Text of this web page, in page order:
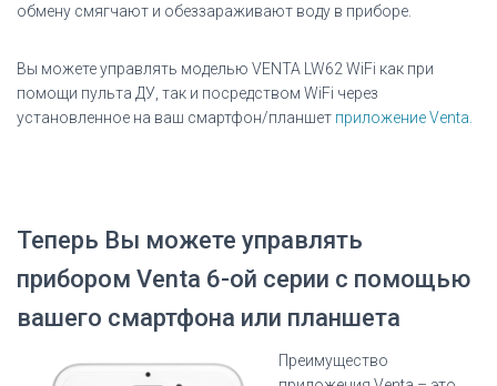
обмену смягчают и обеззараживают воду в приборе.
Вы можете управлять моделью VENTA LW62 WiFi как при
помощи пульта ДУ, так и посредством WiFi через
установленное на ваш смартфон/планшет приложение Venta.
Теперь Вы можете управлять
прибором Venta 6-ой серии с помощью
вашего смартфона или планшета
Преимущество